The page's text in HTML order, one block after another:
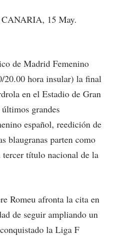
15 May.
de Madrid Femenino
20.00 hora insular) la final
en el Estadio de Gran
grandes
español, reedición de
blaugranas parten como
tercer título nacional de la
Romeu afronta la cita en
de seguir ampliando un
la Liga F